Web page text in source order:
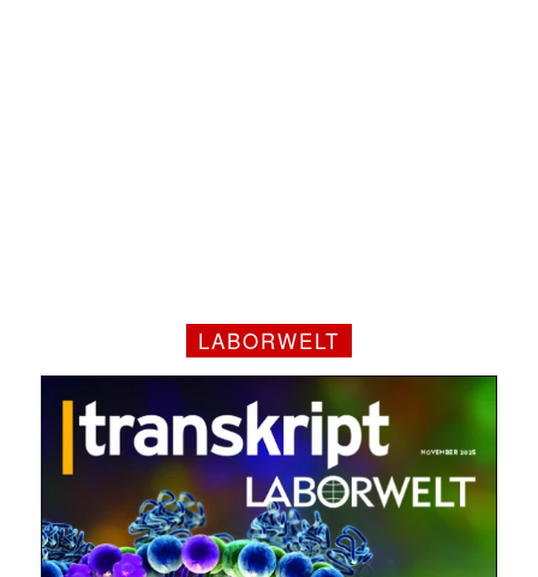
LABORWELT